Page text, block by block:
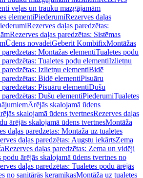
veļas un trauku mazgājamām
elementiPiederumiRezerves daļas
Rezerves daļas paredzētas:
Rezerves daļas paredzētas: Sistēmas
Ūdens novadeiGeberit KombifixMontāžas
Montāžas elementiTualetes podu
Tualetes podu elementiIzlietņu
paredzētas: Izlietņu elementiBidē
Bidē elementiPisuāru
Pisuāru elementiDušu
Dušu elementiPiederumiTualetes
Ārējās skalojamā ūdens
skalojamā ūdens tvertnesRezerves daļas
ārējās skalojamā ūdens tvertnesMontāža
daļas paredzētas: Montāža uz tualetes
daļas paredzētas: Augstu iekārtsZema
Rezerves daļas paredzētas: Zema un vidēji
podu ārējās skalojamā ūdens tvertnes no
daļas paredzētas: Tualetes podu ārējās
no sanitārās keramikasMontāža uz tualetes